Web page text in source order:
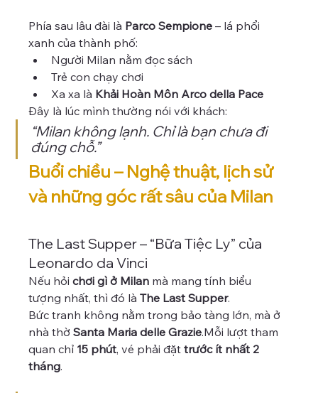
Phía sau lâu đài là Parco Sempione – lá phổi
xanh của thành phố:
Người Milan nằm đọc sách
Trẻ con chạy chơi
Xa xa là Khải Hoàn Môn Arco della Pace
Đây là lúc mình thường nói với khách:
“Milan không lạnh. Chỉ là bạn chưa đi
đúng chỗ.”
Buổi chiều – Nghệ thuật, lịch sử
và những góc rất sâu của Milan
The Last Supper – “Bữa Tiệc Ly” của
Leonardo da Vinci
Nếu hỏi chơi gì ở Milan mà mang tính biểu
tượng nhất, thì đó là The Last Supper.
Bức tranh không nằm trong bảo tàng lớn, mà ở
nhà thờ Santa Maria delle Grazie.Mỗi lượt tham
quan chỉ 15 phút, vé phải đặt trước ít nhất 2
tháng.